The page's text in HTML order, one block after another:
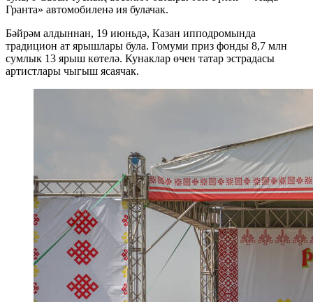
Гранта» автомобиленә ия булачак.
Бәйрәм алдыннан, 19 июньдә, Казан ипподромында
традицион ат ярышлары була. Гомуми приз фонды 8,7 млн
сумлык 13 ярыш көтелә. Кунаклар өчен татар эстрадасы
артистлары чыгыш ясаячак.